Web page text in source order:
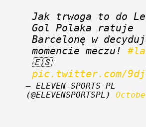
Jak trwoga to do
Gol Polaka ratuje
Barcelonę w
momencie meczu!
🇪🇸
pic.twitter.com/
— ELEVEN SPORTS PL
(@ELEVENSPORTSPL)